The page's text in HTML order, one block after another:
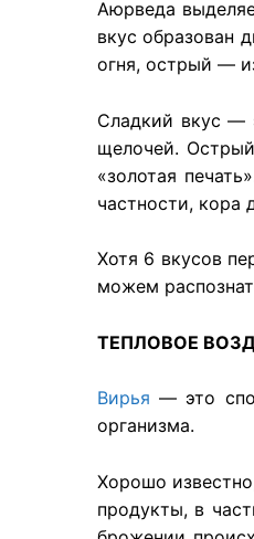
Аюрведа
вкус образован
огня, острый —
Сладкий вкус —
щелочей.
«золотая
частности, кора
Хотя 6 вкусов
можем
ТЕПЛОВОЕ
Вирья — это
организма.
Хорошо
продукты, в